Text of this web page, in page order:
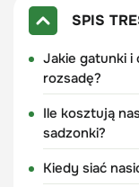
SPIS
Jakie gatunki i
rozsadę?
Ile kosztują
sadzonki?
Kiedy siać